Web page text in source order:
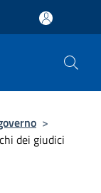
>
dei giudici